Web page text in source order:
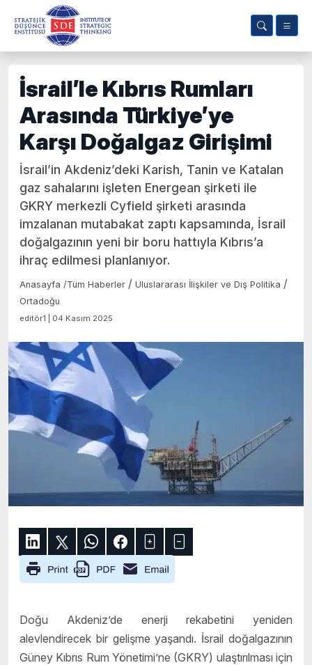
İsrail’le Kıbrıs Rumları
Arasında Türkiye’ye
Karşı Doğalgaz Girişimi
İsrail’in Akdeniz’deki Karish, Tanin ve Katalan
gaz sahalarını işleten Energean şirketi ile
GKRY merkezli Cyfield şirketi arasında
imzalanan mutabakat zaptı kapsamında, İsrail
doğalgazının yeni bir boru hattıyla Kıbrıs’a
ihraç edilmesi planlanıyor.
Anasayfa /Tüm Haberler / Uluslararası İlişkiler ve Dış Politika /
Ortadoğu
editör1 | 04 Kasım 2025
Doğu Akdeniz’de enerji rekabetini yeniden
alevlendirecek bir gelişme yaşandı. İsrail doğalgazının
Güney Kıbrıs Rum Yönetimi’ne (GKRY) ulaştırılması için